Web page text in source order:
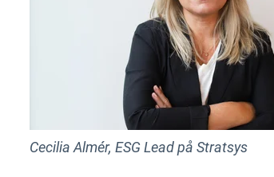
Cecilia Almér, ESG Lead på Stratsys